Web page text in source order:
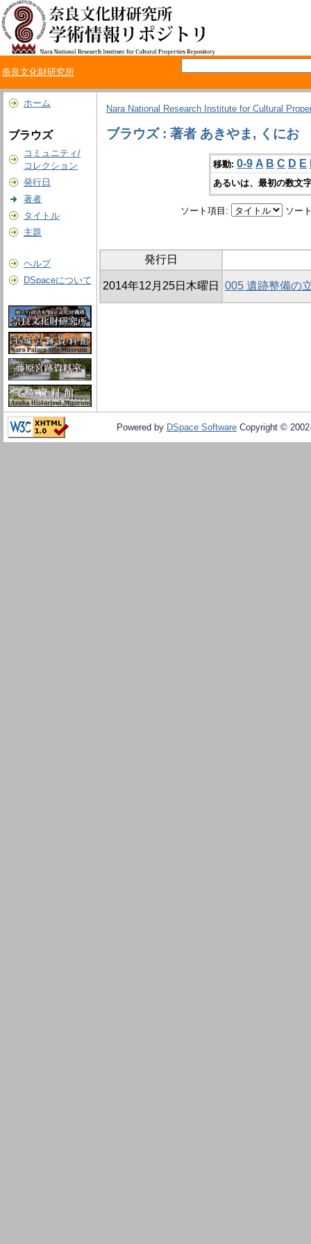
奈良文化財研究所
ホーム
ブラウズ
コミュニティ/
コレクション
発行日
著者
タイトル
主題
ヘルプ
DSpaceについて
Nara National Research Institute for Cultural
ブラウズ : 著者 あきやま, くにお
移動: 0-9 A B C D E
あるいは、最初の数文
ソート項目: ソー
発行日
2014年12月25日木曜日 005 遺跡整備の
Powered by DSpace Software Copyright ©